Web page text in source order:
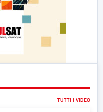
TUTTI I VIDEO